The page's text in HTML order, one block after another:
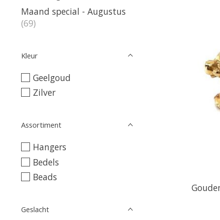
Maand special - Augustus
(69)
Kleur
Geelgoud
Zilver
Assortiment
Hangers
Bedels
Beads
Geslacht